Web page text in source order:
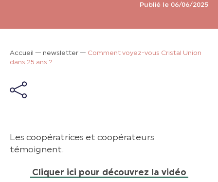
Publié le 06/06/2025
Accueil — newsletter— Comment voyez-vous Cristal Union
dans 25 ans ?
Les coopératrices et coopérateurs
témoignent.
Cliquer ici pour découvrez la vidéo